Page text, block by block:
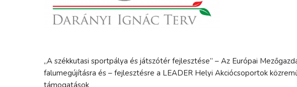
„A székkutasi sportpálya és játszótér fejlesztése” – Az Európai
falumegújításra és – fejlesztésre a LEADER Helyi Akciócsoportok
támogatások